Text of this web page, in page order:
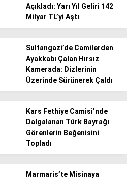
Açıkladı: Yarı Yıl Geliri 142
Milyar TL’yi Aştı
Sultangazi’de Camilerden
Ayakkabı Çalan Hırsız
Kamerada: Dizlerinin
Üzerinde Sürünerek Çaldı
Kars Fethiye Camisi’nde
Dalgalanan Türk Bayrağı
Görenlerin Beğenisini
Topladı
Marmaris’te Misinaya